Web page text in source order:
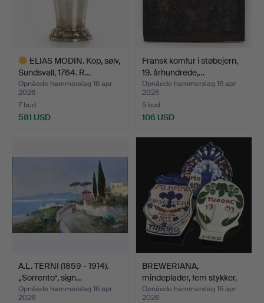
ELIAS MODIN. Kop, sølv,
Sundsvall, 1764. R…
Opnåede hammerslag 16 apr
2026
7 bud
581 USD
Fransk komfur i støbejern,
19. århundrede,…
Opnåede hammerslag 16 apr
2026
5 bud
106 USD
A.L. TERNI (1859 - 1914).
„Sorrento“, sign…
Opnåede hammerslag 16 apr
2026
BREWERIANA,
mindeplader, fem stykker,
Alum…
Opnåede hammerslag 16 apr
2026